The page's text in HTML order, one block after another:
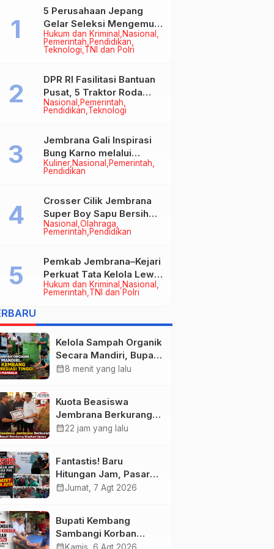
Hukum dan Kriminal
Nasional
Pemerintah Pendidikan
Teknologi TNI dan Polri
5 Perusahaan Jepang
Gelar Seleksi Mengemudi
di Jembrana, Buka
Peluang Kerja bagi Calon
Nasional
Pemerintah
Pendidikan Teknologi
DPR RI Fasilitasi Bantuan
Pusat, 5 Traktor Roda
Empat Resmi Perkuat
Mekanisasi Pertanian
Kuliner Nasional
Pemerintah
Pendidikan
Jembrana Gali Inspirasi
Bung Karno melalui
Lomba Cipta Menu
Nasional Olahraga
Pemerintah Pendidikan
Crosser Cilik Jembrana
Super Boy Sapu Bersih
Empat Gelar Motocross
Hukum dan Kriminal
Nasional
Pemerintah TNI dan Polri
Pemkab Jembrana–Kejari
Perkuat Tata Kelola Lewat
Kerja Sama Hukum Datun
Kelola Sampah Organik
Secara Mandiri, Bupati
Kembang Beri
calendar_month8 menit yang lalu
Kuota Beasiswa
Jembrana Berkurang,
Bupati Kembang
II
calendar_month22 jam yang lalu
Fantastis! Baru
Hitungan Jam, Pasar
Rakyat PKK Provinsi
calendar_monthJumat, 7 Agt 2026
Bupati Kembang
Sambangi Korban
Kebakaran di
calendar_month